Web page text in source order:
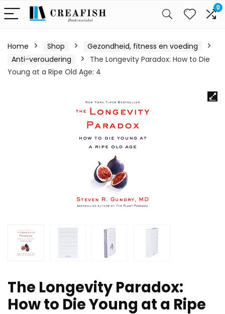
0
Home Shop
Gezondheid, fitness en voeding
Anti-veroudering
The Longevity Paradox: How to Die
Young at a Ripe Old Age: 4
The Longevity Paradox:
How to Die Young at a Ripe